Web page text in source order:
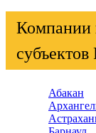
Компании
Абакан